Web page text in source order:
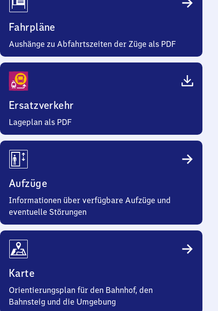
Fahrpläne
Aushänge zu Abfahrtszeiten der Züge als PDF
Ersatzverkehr
Lageplan als PDF
Aufzüge
Informationen über verfügbare Aufzüge und
eventuelle Störungen
Karte
Orientierungsplan für den Bahnhof, den
Bahnsteig und die Umgebung